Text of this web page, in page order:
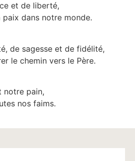
et de liberté,
dans notre monde.
de sagesse et de fidélité,
le chemin vers le Père.
notre pain,
nos faims.